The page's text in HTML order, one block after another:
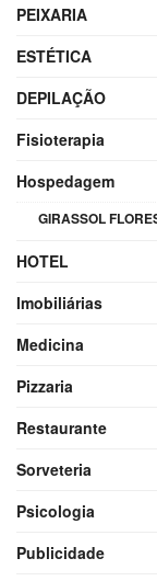
PEIXARIA
ESTÉTICA
DEPILAÇÃO
Fisioterapia
Hospedagem
GIRASSOL
HOTEL
Imobiliárias
Medicina
Pizzaria
Restaurante
Sorveteria
Psicologia
Publicidade